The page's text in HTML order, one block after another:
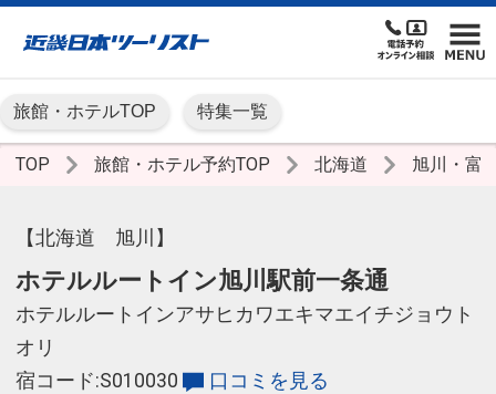
旅館・ホテルTOP 特集一覧
TOP 旅館・ホテル予約TOP 北海道 旭川・富
【北海道 旭川】
ホテルルートイン旭川駅前一条通
ホテルルートインアサヒカワエキマエイチジョウト
オリ
宿コード:S010030
口コミを見る